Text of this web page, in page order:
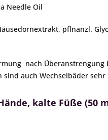
Needle Oil
pflnanzl.
nach
auch Wechselbäder
kalte Füße (50